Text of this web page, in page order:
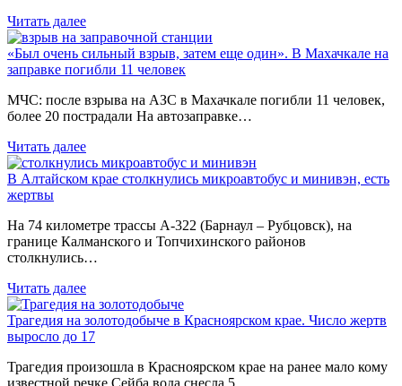
Читать далее
«Был очень сильный взрыв, затем еще один». В Махачкале на
заправке погибли 11 человек
МЧС: после взрыва на АЗС в Махачкале погибли 11 человек,
более 20 пострадали На автозаправке…
Читать далее
В Алтайском крае столкнулись микроавтобус и минивэн, есть
жертвы
На 74 километре трассы А-322 (Барнаул – Рубцовск), на
границе Калманского и Топчихинского районов
столкнулись…
Читать далее
Трагедия на золотодобыче в Красноярском крае. Число жертв
выросло до 17
Трагедия произошла в Красноярском крае на ранее мало кому
известной речке Сейба вода снесла 5…